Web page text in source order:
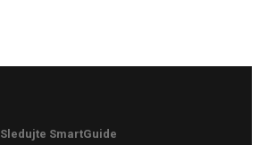
Sledujte SmartGuide